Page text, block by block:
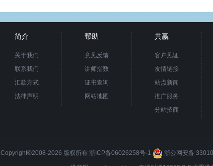
简介
关于我们
联系我们
汇款方式
法律声明
帮助
意见反馈
讲师指数
证书查询
网站地图
共赢
客户见证
友情链接
站点新闻
推广服务
分站招商
Copyright©2008-2026 版权所有 浙ICP备06026258号-1 浙公网安备